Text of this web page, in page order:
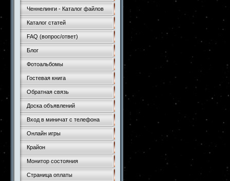
Ченнелинги - Каталог файлов
Каталог статей
FAQ (вопрос/ответ)
Блог
Фотоальбомы
Гостевая книга
Обратная связь
Доска объявлений
Вход в миничат с телефона
Онлайн игры
Крайон
Монитор состояния
Страница оплаты